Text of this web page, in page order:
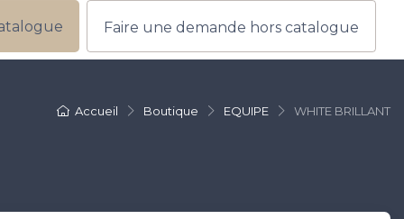
Faire une demande hors catalogue
Accueil Boutique EQUIPE WHITE BRILLANT